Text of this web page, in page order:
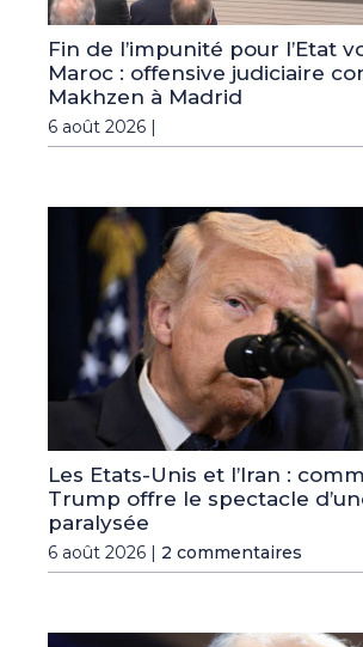
Fin de l’impunité pour l’Etat
Maroc : offensive judiciaire
Makhzen à Madrid
6 août 2026 |
Les Etats-Unis et l’Iran :
Trump offre le spectacle
paralysée
6 août 2026 | 2 commentaires